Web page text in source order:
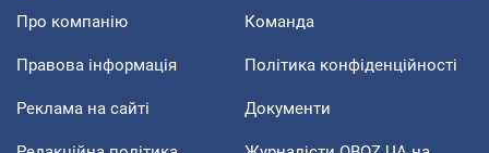
Про компанію Команда
Правова інформація Політика конфіденційності
Реклама на сайті Документи